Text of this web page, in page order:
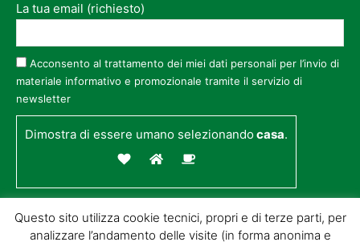
La tua email (richiesto)
Acconsento al trattamento dei miei dati personali per l’invio di
materiale informativo e promozionale tramite il servizio di
newsletter
Dimostra di essere umano selezionandocasa.
Questo sito utilizza cookie tecnici, propri e di terze parti, per
analizzare l’andamento delle visite (in forma anonima e